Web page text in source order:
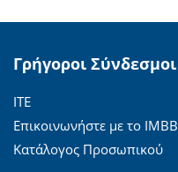
Γρήγοροι Σύνδεσμοι
ΙΤΕ
Επικοινωνήστε με το ΙΜΒΒ
Κατάλογος Προσωπικού